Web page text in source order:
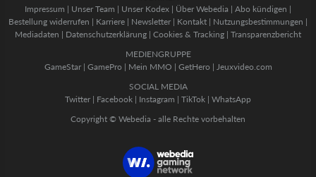
Impressum | Unser Team | Unser Kodex | Über Webedia | Abo kündigen |
Bestellung widerrufen | Karriere | Newsletter | Kontakt | Nutzungsbestimmungen |
Mediadaten | Datenschutzerklärung | Cookies & Tracking | Transparenzbericht
MEDIENGRUPPE
GameStar| GamePro | Mein MMO | GetHero | Jeuxvideo.com
SOCIAL MEDIA
Twitter | Facebook | Instagram | TikTok | WhatsApp
Copyright © Webedia - alle Rechte vorbehalten